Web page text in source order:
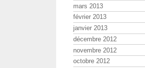
mars 2013
février 2013
janvier 2013
décembre 2012
novembre 2012
octobre 2012